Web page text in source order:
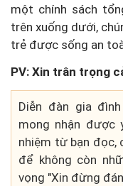
một chính sách
trên xuống dưới,
trẻ được sống an
PV: Xin trân trọng
Diễn đàn gia
mong nhận được
nhiệm từ bạn đọc,
để không còn
vọng "Xin đừng